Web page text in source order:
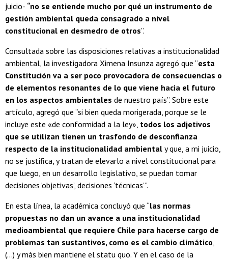
juicio- “no se entiende mucho por qué un instrumento de
gestión ambiental queda consagrado a nivel
constitucional en desmedro de otros”.
Consultada sobre las disposiciones relativas a institucionalidad
ambiental, la investigadora Ximena Insunza agregó que “esta
Constitución va a ser poco provocadora de consecuencias o
de elementos resonantes de lo que viene hacia el futuro
en los aspectos ambientales de nuestro país”. Sobre este
artículo, agregó que “si bien queda morigerada, porque se le
incluye este «de conformidad a la ley», todos los adjetivos
que se utilizan tienen un trasfondo de desconfianza
respecto de la institucionalidad ambiental y que, a mi juicio,
no se justifica, y tratan de elevarlo a nivel constitucional para
que luego, en un desarrollo legislativo, se puedan tomar
decisiones ‘objetivas’, decisiones ‘técnicas’”.
En esta línea, la académica concluyó que “las normas
propuestas no dan un avance a una institucionalidad
medioambiental que requiere Chile para hacerse cargo de
problemas tan sustantivos, como es el cambio climático,
(…) y más bien mantiene el statu quo. Y en el caso de la